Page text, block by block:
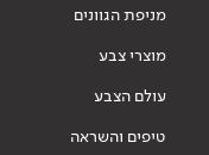
מניפת הגוונים
מוצרי צבע
עולם הצבע
טיפים והשראה